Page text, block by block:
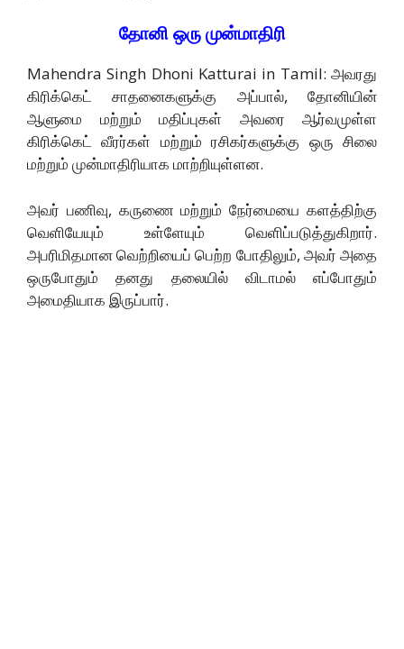
தோனி ஒரு முன்மாதிரி
Mahendra Singh Dhoni Katturai in Tamil: அவரது
கிரிக்கெட் சாதனைகளுக்கு அப்பால், தோனியின்
ஆளுமை மற்றும் மதிப்புகள் அவரை ஆர்வமுள்ள
கிரிக்கெட் வீரர்கள் மற்றும் ரசிகர்களுக்கு ஒரு சிலை
மற்றும் முன்மாதிரியாக மாற்றியுள்ளன.
அவர் பணிவு, கருணை மற்றும் நேர்மையை களத்திற்கு
வெளியேயும் உள்ளேயும் வெளிப்படுத்துகிறார்.
அபரிமிதமான வெற்றியைப் பெற்ற போதிலும், அவர் அதை
ஒருபோதும் தனது தலையில் விடாமல் எப்போதும்
அமைதியாக இருப்பார்.